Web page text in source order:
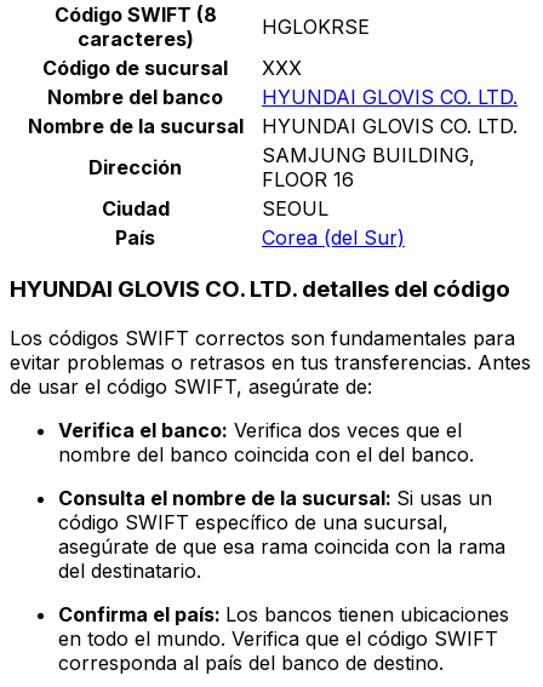
Código SWIFT (8
caracteres)
HGLOKRSE
Código de sucursal
XXX
Nombre del banco
HYUNDAI GLOVIS CO. LTD.
Nombre de la sucursal
HYUNDAI GLOVIS CO. LTD.
Dirección
SAMJUNG BUILDING,
FLOOR 16
Ciudad
SEOUL
País
Corea (del Sur)
HYUNDAI GLOVIS CO. LTD. detalles del código
Los códigos SWIFT correctos son fundamentales para
evitar problemas o retrasos en tus transferencias. Antes
de usar el código SWIFT, asegúrate de:
Verifica el banco: Verifica dos veces que el
nombre del banco coincida con el del banco.
Consulta el nombre de la sucursal: Si usas un
código SWIFT específico de una sucursal,
asegúrate de que esa rama coincida con la rama
del destinatario.
Confirma el país: Los bancos tienen ubicaciones
en todo el mundo. Verifica que el código SWIFT
corresponda al país del banco de destino.